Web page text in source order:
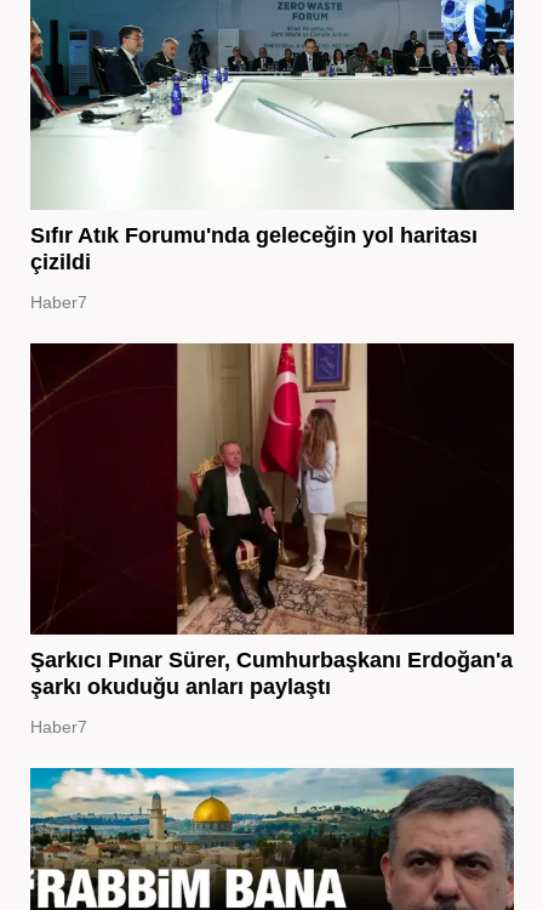
Sıfır Atık Forumu'nda geleceğin yol haritası
çizildi
Haber7
Şarkıcı Pınar Sürer, Cumhurbaşkanı Erdoğan'a
şarkı okuduğu anları paylaştı
Haber7